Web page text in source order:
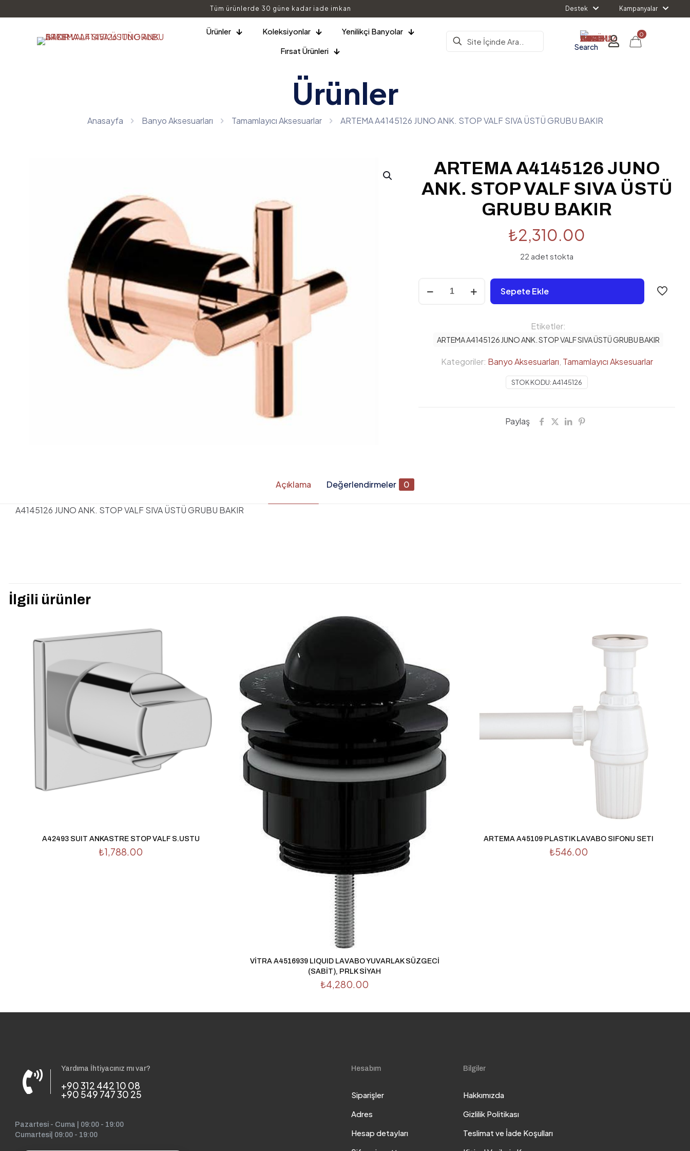
Tüm ürünlerde 30 güne kadar iade imkan Destek Kampanyalar
Ürünler Koleksiyonlar
Yenilikçi Banyolar
Fırsat Ürünleri
Search
0
Ürünler
Anasayfa Banyo Aksesuarları Tamamlayıcı Aksesuarlar ARTEMA A4145126 JUNO ANK. STOP VALF SIVA ÜSTÜ GRUBU BAKIR
ARTEMA A4145126 JUNO
ANK. STOP VALF SIVA ÜSTÜ
GRUBU BAKIR
₺2,310.00
22 adet stokta
ARTEMA
A4145126
JUNO
VALF
Sepete Ekle
STOK KODU:A4145126
Kategoriler: Banyo Aksesuarları Tamamlayıcı Aksesuarlar
Etiketler:
ARTEMA A4145126 JUNO ANK. STOP VALF SIVA ÜSTÜ GRUBU BAKIR
Paylaş
Açıklama Değerlendirmeler 0
A4145126 JUNO ANK. STOP VALF SIVA ÜSTÜ GRUBU BAKIR
Gerekli alanlar* ile işaretlenmişlerdir
1/5 yıldız 3/5 yıldız
E-
Daha sonraki yorumlarımda
kullanılması için adım, e-posta
İlgili ürünler
A42493 SUIT ANKASTRE STOP VALF S.USTU
₺1,788.00
VİTRA A4516939 LIQUID LAVABO YUVARLAK SÜZGECİ
(SABİT), PRLK SİYAH
₺4,280.00
ARTEMA A45109 PLASTIK LAVABO SIFONU SETI
₺546.00
Yardıma İhtiyacınız mı var?
+90 312 442 10 08
+90 549 747 30 25
Pazartesi - Cuma | 09:00 - 19:00
Cumartesi| 09:00 - 19:00
Hesabım
Siparişler
Adres
Hesap detayları
Bilgiler
Hakkımızda
Gizlilik Politikası
Teslimat ve İade Koşulları